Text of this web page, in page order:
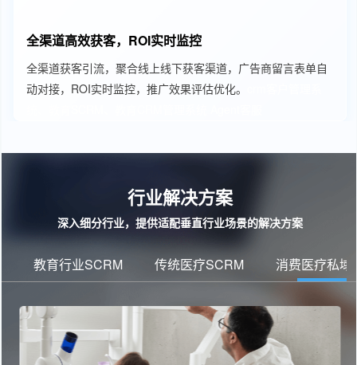
全渠道高效获客，ROI实时监控
全渠道获客引流，聚合线上线下获客渠道，广告商留言表单自
动对接，ROI实时监控，推广效果评估优化。
行业解决方案
深入细分行业，提供适配垂直行业场景的解决方案
教育行业SCRM 传统医疗SCRM 消费医疗私域